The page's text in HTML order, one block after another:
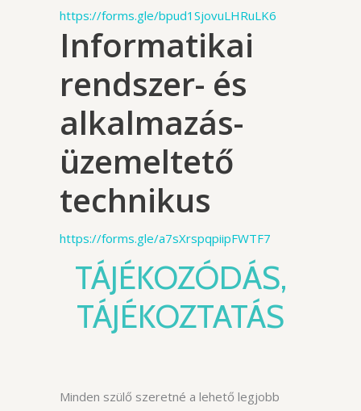
https://forms.gle/bpud1SjovuLHRuLK6
Informatikai
rendszer- és
alkalmazás-
üzemeltető
technikus
https://forms.gle/a7sXrspqpiipFWTF7
TÁJÉKOZÓDÁS,
TÁJÉKOZTATÁS
Minden szülő szeretné a lehető legjobb